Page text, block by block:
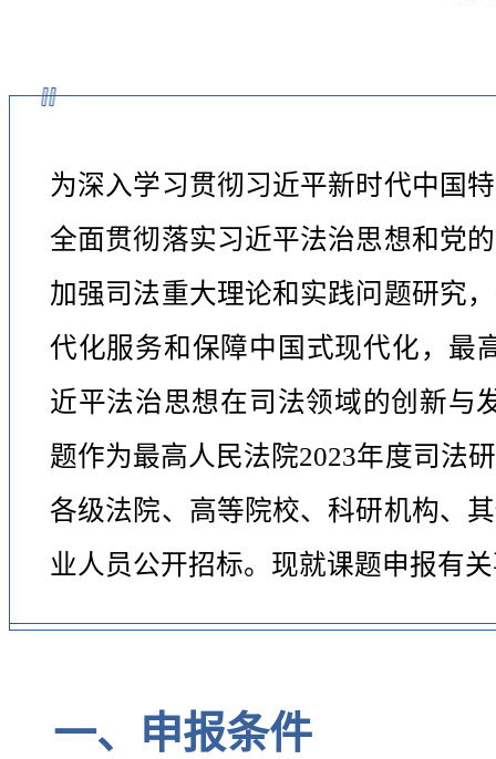
为深入学习贯彻习近平新时代中国
全面贯彻落实习近平法治思想和党
加强司法重大理论和实践问题研究
代化服务和保障中国式现代化，最
近平法治思想在司法领域的创新与
题作为最高人民法院2023年度司法
各级法院、高等院校、科研机构、
业人员公开招标。现就课题申报有
一、申报条件